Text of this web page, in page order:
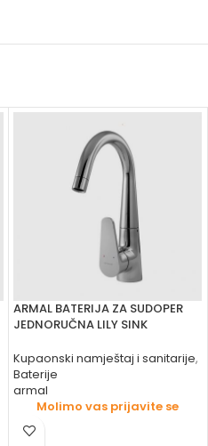
ARMAL BATERIJA ZA SUDOPER
JEDNORUČNA LILY SINK
Kupaonski namještaj i sanitarije,
Baterije
armal
Molimo vas prijavite se